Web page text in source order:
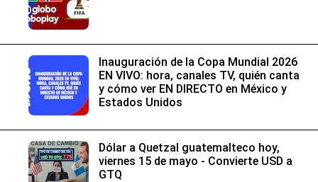
Inauguración de la Copa Mundial 2026
EN VIVO: hora, canales TV, quién canta
y cómo ver EN DIRECTO en México y
Estados Unidos
Dólar a Quetzal guatemalteco hoy,
viernes 15 de mayo - Convierte USD a
GTQ